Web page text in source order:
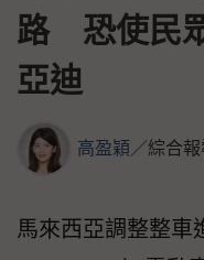
路 恐使民
亞迪
高盈穎 ／綜合報
馬來西亞調整整車